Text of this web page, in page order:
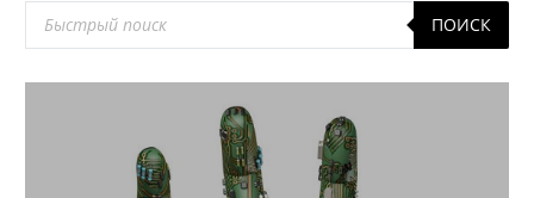
товаров
ПОИСК